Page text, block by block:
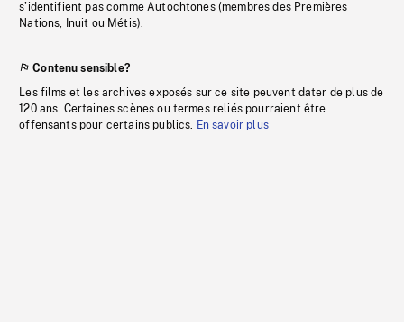
s’identifient pas comme Autochtones (membres des Premières
Nations, Inuit ou Métis).
Contenu sensible?
Les films et les archives exposés sur ce site peuvent dater de plus de
120 ans. Certaines scènes ou termes reliés pourraient être
offensants pour certains publics. En savoir plus